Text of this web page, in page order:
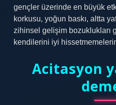
gençler üzerinde en büyük
korkusu, yoğun baskı, altta
zihinsel gelişim bozuklukları
kendilerini iyi
Acitasyon